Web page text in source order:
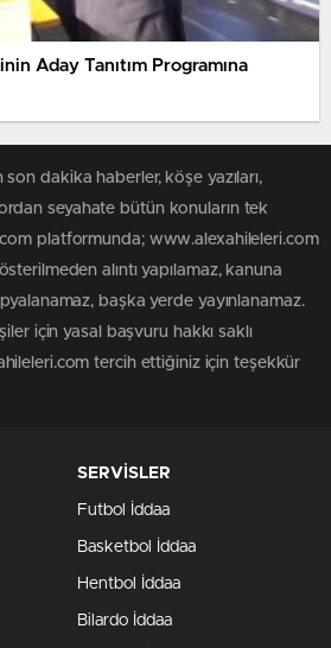
Aday Tanıtım Programına
son dakika haberler, köşe yazıları,
seyahate bütün konuların tek
platformunda; www.alexahileleri.com
alıntı yapılamaz, kanuna
başka yerde yayınlanamaz.
için yasal başvuru hakkı saklı
tercih ettiğiniz için teşekkür
SERVİSLER
Futbol İddaa
Basketbol İddaa
Hentbol İddaa
Bilardo İddaa